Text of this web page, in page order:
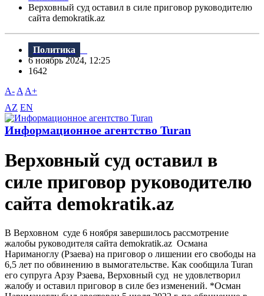
Верховный суд оставил в силе приговор руководителю
сайта demokratik.az
Политика
6 ноябрь 2024, 12:25
1642
A- A A+
AZ EN
Информационное агентство Turan
Верховный суд оставил в
силе приговор руководителю
сайта demokratik.az
В Верховном суде 6 ноября завершилось рассмотрение
жалобы руководителя сайта demokratik.az Османа
Нариманоглу (Рзаева) на приговор о лишении его свободы на
6,5 лет по обвинению в вымогательстве. Как сообщила Turan
его супруга Арзу Рзаева, Верховный суд не удовлетворил
жалобу и оставил приговор в силе без изменений. *Осман